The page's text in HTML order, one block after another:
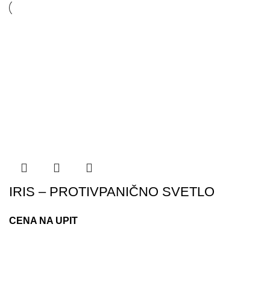
IRIS – PROTIVPANIČNO SVETLO
CENA NA UPIT